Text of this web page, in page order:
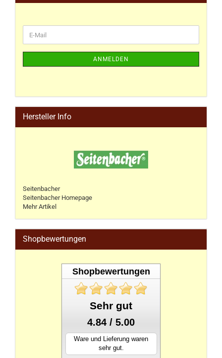
ANMELDEN
Hersteller Info
Seitenbacher
Seitenbacher Homepage
Mehr Artikel
Shopbewertungen
Shopbewertungen
Sehr gut
4.84 / 5.00
Ware und Lieferung waren
sehr gut.